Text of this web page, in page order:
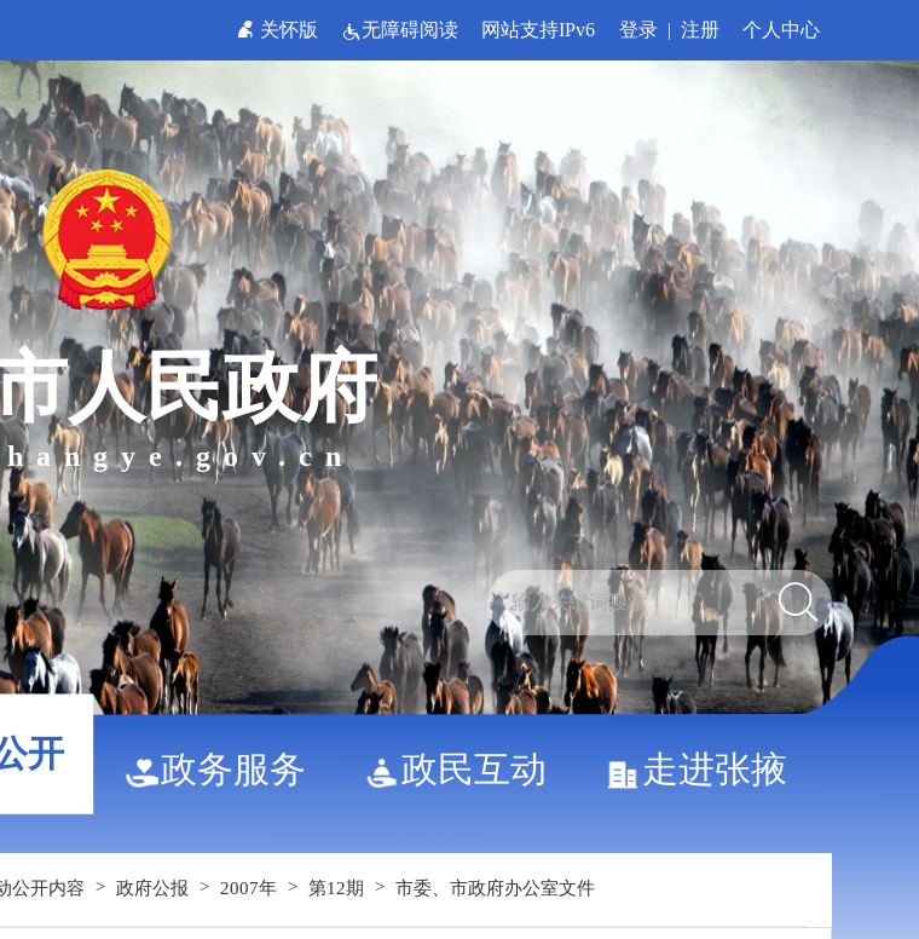
关怀版 无障碍阅读 网站支持IPv6 登录 | 注册 个人中心
人民政府
开 政务服务 政民互动 走进张掖
公开内容 > 政府公报 > 2007年 > 第12期 > 市委、市政府办公室文件